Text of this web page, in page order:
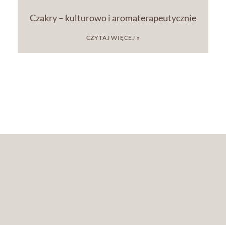
Czakry – kulturowo i aromaterapeutycznie
CZYTAJ WIĘCEJ »